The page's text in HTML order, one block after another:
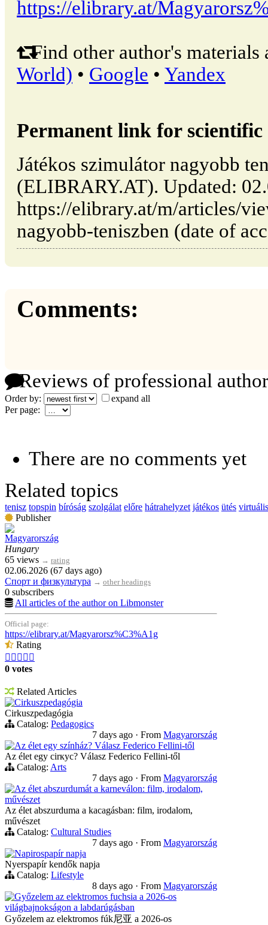
https://elibrary.at/
Find other author's materials
World) • Google • Yandex
Permanent link for
Játékos szimulátor nagyobb
(ELIBRARY.AT). Updated:
https://elibrary.at/m/articles/
nagyobb-teniszben (date of
Comments:
Reviews of professional
Order by:
expand all
Per page:
There are no comments yet
Related topics
tenisz topspin bíróság szolgálat előre hátrahelyzet játékos ütés virtuális
Publisher
Magyarország
Hungary
65 views → rating
02.06.2026 (67 days ago)
Спорт и физкультура → other headings
0 subscribers
All articles of the author on Libmonster
Official page:
https://elibrary.at/Magyarorsz%C3%A1g
Rating
    
0 votes
Related Articles
Cirkuszpedagógia
Cirkuszpedagógia
Catalog: Pedagogics
7 days ago · From Magyarország
Az élet egy színház? Válasz Federico Fellini-től
Az élet egy cirкус? Válasz Federico Fellini-től
Catalog: Arts
7 days ago · From Magyarország
Az élet abszurdumát a karneválon: film, irodalom,
művészet
Az élet abszurduma a kacagásban: film, irodalom,
művészet
Catalog: Cultural Studies
7 days ago · From Magyarország
Napirospapír napja
Nyerspapír kendők napja
Catalog: Lifestyle
8 days ago · From Magyarország
Győzelem az elektromos fuchsia a 2026-os
világbajnokságon a labdarúgásban
Győzelem az elektromos fúk尼亚 a 2026-os